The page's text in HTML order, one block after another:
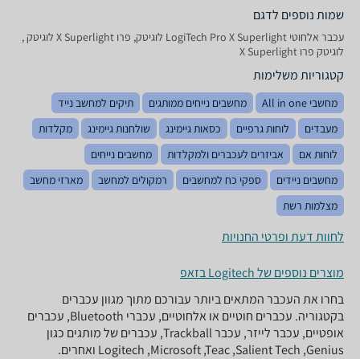
שמות נוספים לדגם
‏עכבר ‏אלחוטי LogiTech Pro X Superlight לוגיטק, פרו X Superlight לוגיטק ,
לוגיטק פרו X Superlight
קטגוריות משלימות
מחשבי All in one מחשבים נייחים ממותגים
תיקים למחשב נייד
מעבדים
לוחות גרפיים כסאות גיימינג שולחנות גיימינג
מקלדות
לוחות אם
אביזרים לעכברים ולמקלדות
מחשבים נייחים
מחשבים ניידים
ספקי כח למחשבים רמקולים למחשב
מארזי מחשב
מצלמות רשת
לחוות דעת ופרטי החנויות
מוצרים נוספים של Logitech בזאפ
בחרו את העכבר המתאים ביותר עבורכם מתוך מגוון עכברים
בקטגוריה. עכברים חוטיים או אלחוטיים, עכברי Bluetooth, עכברים
אופטיים, עכבר לייזר, עכבר Trackball, עכברים של מותגים כגון
Logitech ,Microsoft ,Teac ,Salient Tech ,Genius ואחרים.